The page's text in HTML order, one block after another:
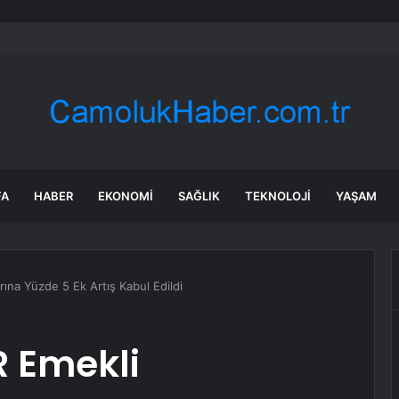
HABER EKONOMI SAĞLIK TEKNOLOJI YAŞAM
Yüzde 5 Ek Artış Kabul Edildi
Emekli